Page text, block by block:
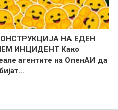
НА ЕДЕН
ИНЦИДЕНТ Како
агентите на ОпенАИ да